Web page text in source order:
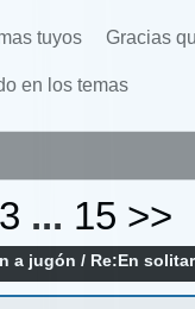
tuyos Gracias
en los temas
3 ... 15 >>
a jugón / Re:En